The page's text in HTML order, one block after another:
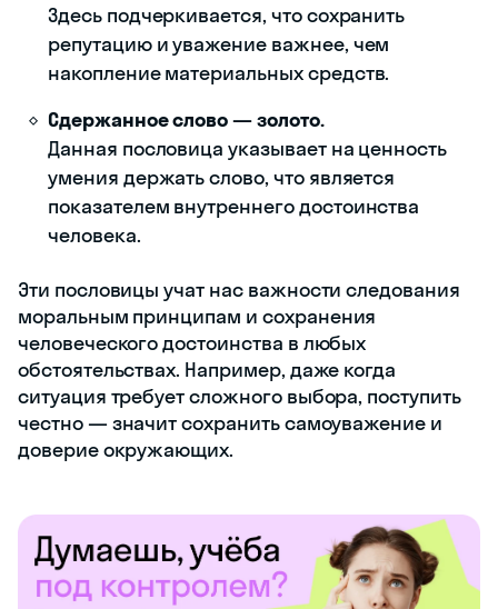
Здесь подчеркивается, что сохранить
репутацию и уважение важнее, чем
накопление материальных средств.
Сдержанное слово — золото.
Данная пословица указывает на ценность
умения держать слово, что является
показателем внутреннего достоинства
человека.
Эти пословицы учат нас важности следования
моральным принципам и сохранения
человеческого достоинства в любых
обстоятельствах. Например, даже когда
ситуация требует сложного выбора, поступить
честно — значит сохранить самоуважение и
доверие окружающих.